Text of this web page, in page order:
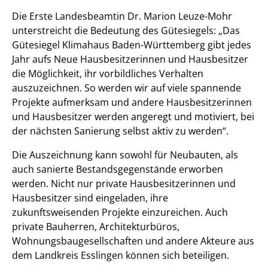
Die Erste Landesbeamtin Dr. Marion Leuze-Mohr
unterstreicht die Bedeutung des Gütesiegels: „Das
Gütesiegel Klimahaus Baden-Württemberg gibt jedes
Jahr aufs Neue Hausbesitzerinnen und Hausbesitzer
die Möglichkeit, ihr vorbildliches Verhalten
auszuzeichnen. So werden wir auf viele spannende
Projekte aufmerksam und andere Hausbesitzerinnen
und Hausbesitzer werden angeregt und motiviert, bei
der nächsten Sanierung selbst aktiv zu werden“.
Die Auszeichnung kann sowohl für Neubauten, als
auch sanierte Bestandsgegenstände erworben
werden. Nicht nur private Hausbesitzerinnen und
Hausbesitzer sind eingeladen, ihre
zukunftsweisenden Projekte einzureichen. Auch
private Bauherren, Architekturbüros,
Wohnungsbaugesellschaften und andere Akteure aus
dem Landkreis Esslingen können sich beteiligen.